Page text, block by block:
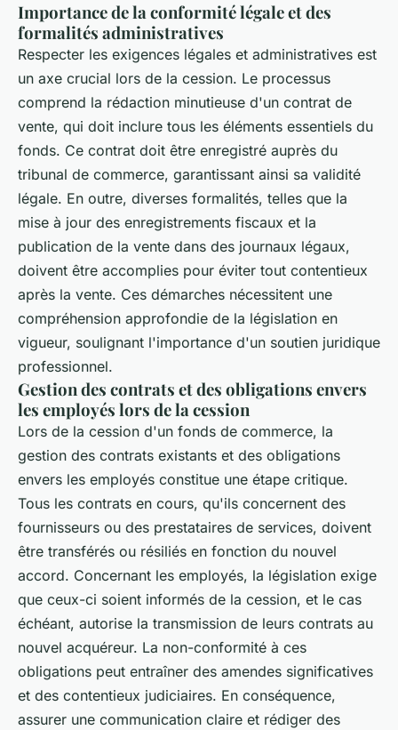
Importance de la conformité légale et des
formalités administratives
Respecter les exigences légales et administratives est
un axe crucial lors de la cession. Le processus
comprend la rédaction minutieuse d'un contrat de
vente, qui doit inclure tous les éléments essentiels du
fonds. Ce contrat doit être enregistré auprès du
tribunal de commerce, garantissant ainsi sa validité
légale. En outre, diverses formalités, telles que la
mise à jour des enregistrements fiscaux et la
publication de la vente dans des journaux légaux,
doivent être accomplies pour éviter tout contentieux
après la vente. Ces démarches nécessitent une
compréhension approfondie de la législation en
vigueur, soulignant l'importance d'un soutien juridique
professionnel.
Gestion des contrats et des obligations envers
les employés lors de la cession
Lors de la cession d'un fonds de commerce, la
gestion des contrats existants et des obligations
envers les employés constitue une étape critique.
Tous les contrats en cours, qu'ils concernent des
fournisseurs ou des prestataires de services, doivent
être transférés ou résiliés en fonction du nouvel
accord. Concernant les employés, la législation exige
que ceux-ci soient informés de la cession, et le cas
échéant, autorise la transmission de leurs contrats au
nouvel acquéreur. La non-conformité à ces
obligations peut entraîner des amendes significatives
et des contentieux judiciaires. En conséquence,
assurer une communication claire et rédiger des